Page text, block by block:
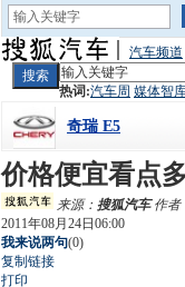
汽车频道
热词:汽车周 媒体智
奇瑞 E5
价格便宜看点
来源： 搜狐汽车作者
2011年08月24日06:00
我来说两句(0)
复制链接
打印